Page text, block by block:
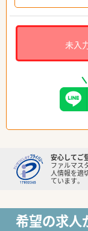
未入
安心してご
ファルマス
人情報を適
ています。
希望の求